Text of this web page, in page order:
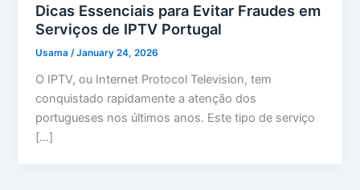
Dicas Essenciais para Evitar Fraudes em
Serviços de IPTV Portugal
Usama/January 24, 2026
O IPTV, ou Internet Protocol Television, tem
conquistado rapidamente a atenção dos
portugueses nos últimos anos. Este tipo de serviço
[…]